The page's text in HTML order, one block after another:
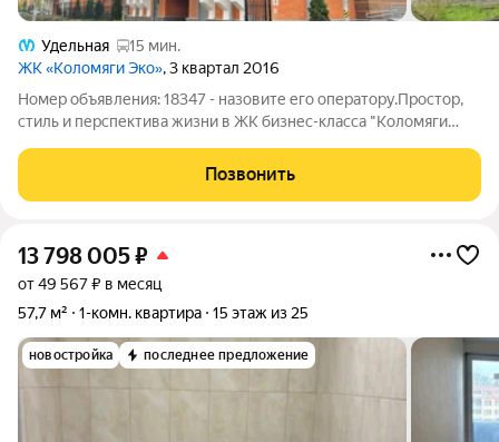
Удельная
15 мин.
ЖК «Коломяги Эко», 3 квартал 2016
Номер объявления: 18347 - назовите его оператору.Простор,
стиль и перспектива жизни в ЖК бизнес-класса "Коломяги
квартира площадью 87,9 м2 в одном из самых зелёных и
престижных районов
Позвонить
13 798 005₽
от 49 567 ₽ в месяц
57,7 м²
1-комн. квартира 15 этаж из 25
новостройка последнее предложение